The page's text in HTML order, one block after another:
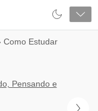
Como Estudar
Pensando e